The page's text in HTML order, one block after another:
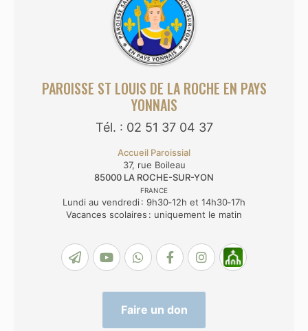
PAROISSE ST LOUIS DE LA ROCHE EN PAYS
YONNAIS
Tél. : 02 51 37 04 37
Accueil Paroissial
37, rue Boileau
85000 LA ROCHE-SUR-YON
FRANCE
Lundi au vendredi : 9h30‑12h et 14h30‑17h
Vacances scolaires : uniquement le matin
Faire un don